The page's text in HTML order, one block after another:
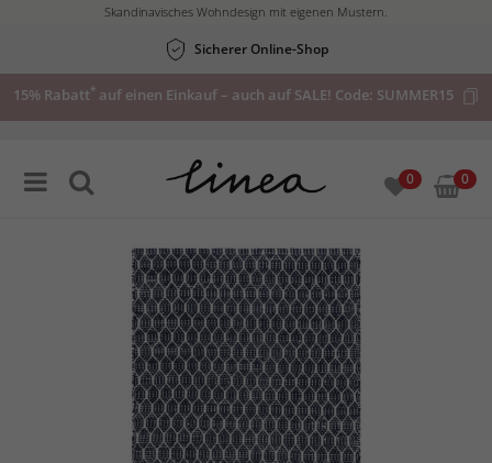
Skandinavisches Wohndesign mit eigenen Mustern.
Sicherer Online-Shop
15% Rabatt* auf einen Einkauf – auch auf SALE! Code: SUMMER15
0 0